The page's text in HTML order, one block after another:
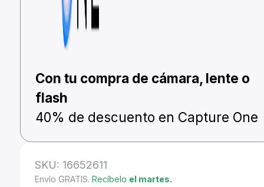
Con tu compra de cámara, lente o
flash
40% de descuento en Capture One
SKU: 16652611
Envío GRATIS.Recíbelo el martes.